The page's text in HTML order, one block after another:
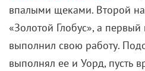
впалыми щеками. Второй
«Золотой Глобус», а
выполнил свою работу.
выполнял ее и Уорд, пусть